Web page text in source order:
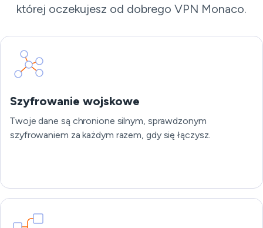
której oczekujesz od dobrego VPN Monaco.
Szyfrowanie wojskowe
Twoje dane są chronione silnym, sprawdzonym
szyfrowaniem za każdym razem, gdy się łączysz.